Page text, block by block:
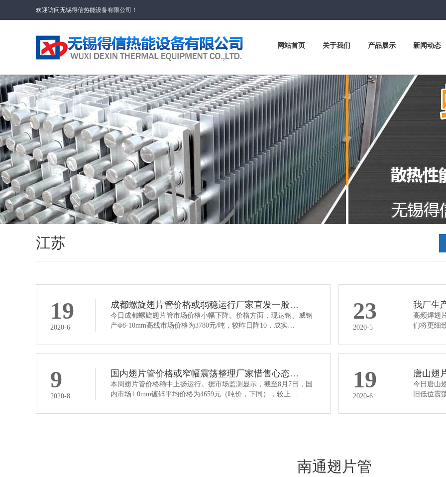
欢迎访问无锡得信热能设备有限公司！
网站首页 关于我们 产品展示 新闻动态
江苏
19
2020-6
成都螺旋翅片管价格或弱稳运行厂家直发一般…
今日成都螺旋翅片管市场价格小幅下降。价格方面，现达钢、威钢
产Φ8-10mm高线市场价格为3780元/吨，较昨日降10，成实…
23
2020-5
我厂生
高频焊翅
们将更细
9
2020-8
国内翅片管价格或窄幅震荡整理厂家惜售心态…
本周翅片管价格稳中上扬运行。据市场监测显示，截至8月7日，国
内市场1.0mm镀锌平均价格为4659元（吨价，下同），较上…
19
2020-6
唐山翅
今日唐山
旧低位震
南通翅片管